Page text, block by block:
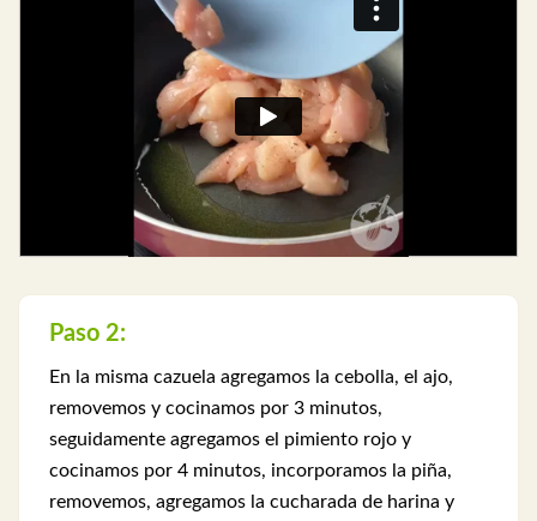
Paso 2:
En la misma cazuela agregamos la cebolla, el ajo,
removemos y cocinamos por 3 minutos,
seguidamente agregamos el pimiento rojo y
cocinamos por 4 minutos, incorporamos la piña,
removemos, agregamos la cucharada de harina y